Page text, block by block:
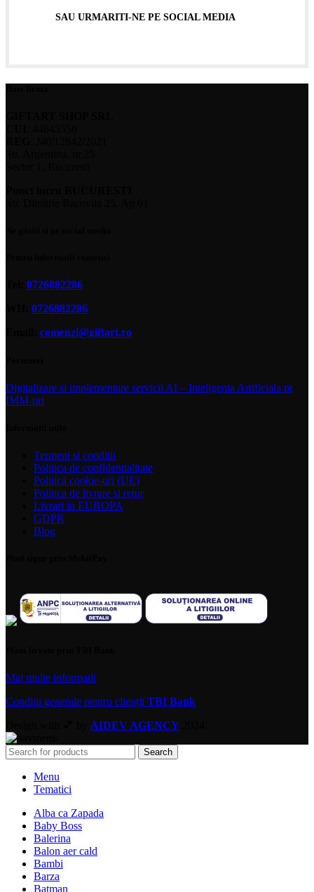
SAU URMARITI-NE PE SOCIAL MEDIA
0726882286
0726882286
comenzi@giftart.ro
Digitalizare si implementare servicii AI – Inteligenta Artificiala pt
IMM-uri
Termeni si conditii
Politica de confidentialitate
Politică cookie-uri (UE)
Politica de livrare si retur
Livrari in EUROPA
GDPR
Blog
Mai multe informatii
Condiții generale pentru clienții TBI Bank
AIDEV AGENCY
Search
Menu
Tematici
Alba ca Zapada
Baby Boss
Balerina
Balon aer cald
Bambi
Barza
Batman